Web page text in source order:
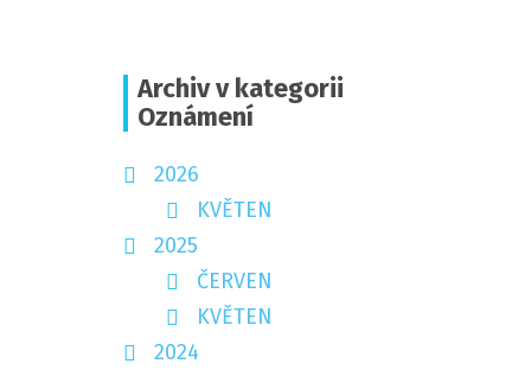
Archiv v kategorii
Oznámení
2026
KVĚTEN
2025
ČERVEN
KVĚTEN
2024